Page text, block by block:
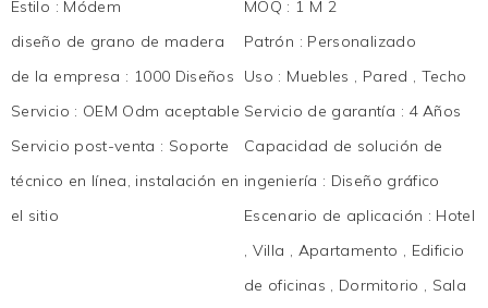
Estilo : Módem MOQ : 1 M 2
diseño de grano de madera
de la empresa : 1000 Diseños
Patrón : Personalizado
Uso : Muebles , Pared , Techo
Servicio : OEM Odm aceptable Servicio de garantía : 4 Años
Servicio post-venta : Soporte
técnico en línea, instalación en
el sitio
Capacidad de solución de
ingeniería : Diseño gráfico
Escenario de aplicación : Hotel
, Villa , Apartamento , Edificio
de oficinas , Dormitorio , Sala